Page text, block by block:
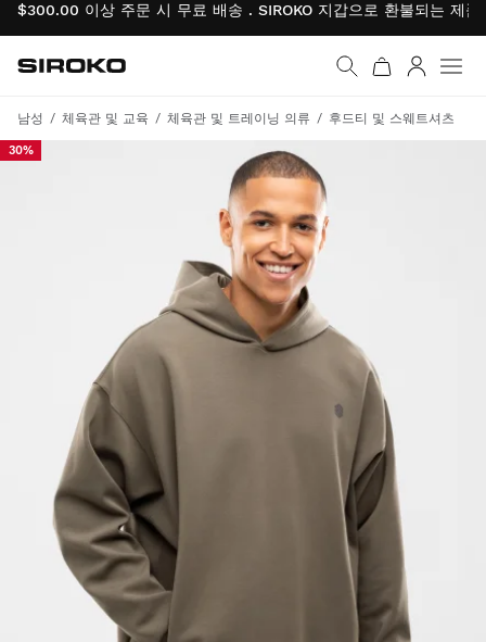
$300.00 이상 주문 시 무료 배송 . SIROKO 지갑으로 환불되는 제
홈페이지로 이동
Siroko.com
남성 체육관 및 교육 체육관 및 트레이닝 의류 후드티 및 스웨트셔츠
30%